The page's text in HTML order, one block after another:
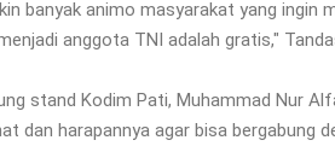
banyak animo masyarakat yang ingin
anggota TNI adalah gratis,"
stand Kodim Pati, Muhammad Nur
dan harapannya agar bisa bergabung